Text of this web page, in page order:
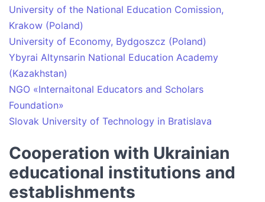
University of the National Education Comission,
Krakow (Poland)
University of Economy, Bydgoszcz (Poland)
Ybyrai Altynsarin National Education Academy
(Kazakhstan)
NGO «Internaitonal Educators and Scholars
Foundation»
Slovak University of Technology in Bratislava
Cooperation with Ukrainian
educational institutions and
establishments